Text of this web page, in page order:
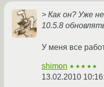
> Как он? Уже
10.5.8
У меня все
shimon ★★★★★
13.02.2010